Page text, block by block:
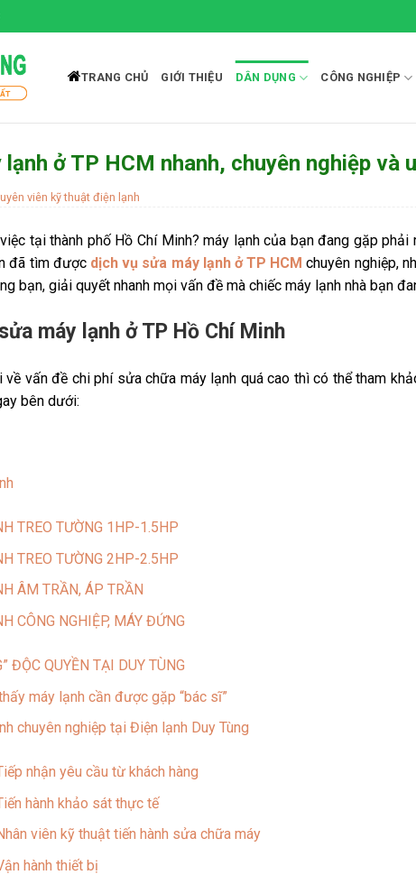
TRANG CHỦ GIỚI THIỆU DÂN DỤNG CÔNG NGHIỆP
ở TP HCM nhanh, chuyên nghiệp và
viên kỹ thuật điện lạnh
tại thành phố Hồ Chí Minh? máy lạnh của bạn đang gặp
đã tìm được dịch vụ sửa máy lạnh ở TP HCM chuyên nghiệp,
bạn, giải quyết nhanh mọi vấn đề mà chiếc máy lạnh nhà bạn
máy lạnh ở TP Hồ Chí Minh
về vấn đề chi phí sửa chữa máy lạnh quá cao thì có thể tham
bên dưới:
TREO TƯỜNG 1HP-1.5HP
TREO TƯỜNG 2HP-2.5HP
ÂM TRẦN, ÁP TRẦN
CÔNG NGHIỆP, MÁY ĐỨNG
ĐỘC QUYỀN TẠI DUY TÙNG
máy lạnh cần được gặp “bác sĩ”
chuyên nghiệp tại Điện lạnh Duy Tùng
nhận yêu cầu từ khách hàng
hành khảo sát thực tế
viên kỹ thuật tiến hành sửa chữa máy
hành thiết bị